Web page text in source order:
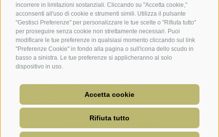
incorrere in limitazioni sostanziali. Cliccando su "Accetta cookie,"
acconsenti all'uso di cookie e strumenti simili. Utilizza il pulsante
"Gestisci Preferenze" per personalizzare le tue scelte o "Rifiuta tutto"
per proseguire senza cookie non strettamente necessari. Puoi
modificare le tue preferenze in qualsiasi momento cliccando sul link
"Preferenze Cookie" in fondo alla pagina o sull'icona dello scudo in
basso a sinistra. Le tue preferenze si applicheranno al solo
dispositivo in uso.
Accetta cookie
Rifiuta tutto
UID:IT01391200217